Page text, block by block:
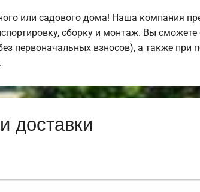
или садового дома! Наша компания
сборку и монтаж. Вы
первоначальных взносов), а также при
доставки